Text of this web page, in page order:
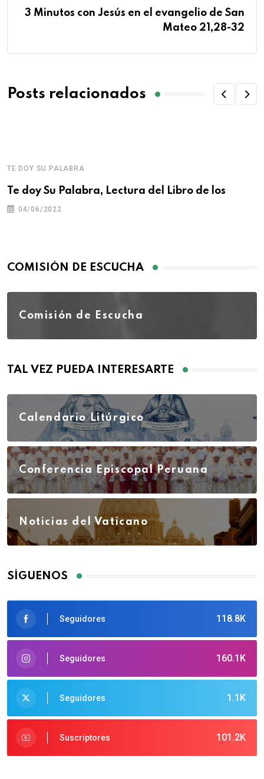
3 Minutos con Jesús en el evangelio de San
Mateo 21,28-32
Posts relacionados
TE DOY SU PALABRA
Te doy Su Palabra, Lectura del Libro de los
04/06/2022
COMISIÓN DE ESCUCHA
Comisión de Escucha
TAL VEZ PUEDA INTERESARTE
Calendario Litúrgico
Conferencia Episcopal Peruana
Noticias del Vaticano
SÍGUENOS
118.8K
Seguidores
160.1K
Seguidores
1.1K
Seguidores
101.2K
Suscriptores